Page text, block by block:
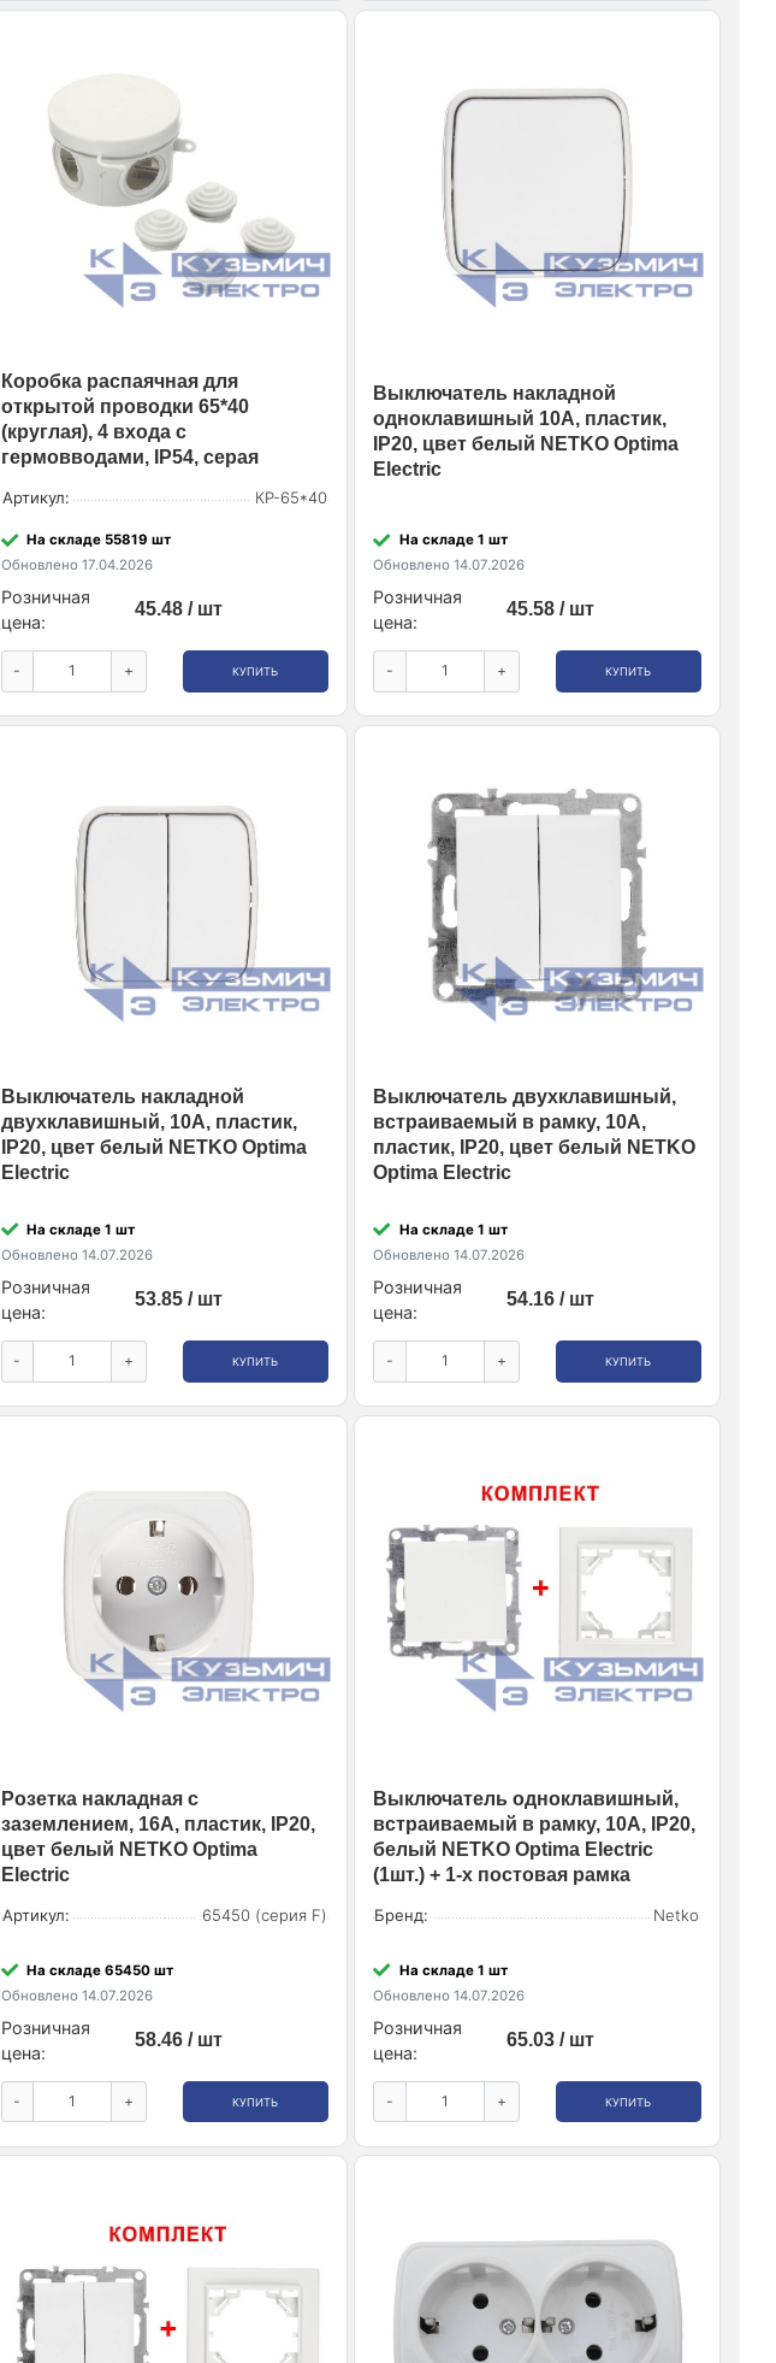
Коробка распаячная для
открытой проводки 65*40
(круглая), 4 входа с
гермовводами, IP54, серая
Артикул: КР-65*40
На складе 55819 шт
Обновлено 17.04.2026
Розничная
цена:
45.48 / шт
- + КУПИТЬ
Выключатель накладной
одноклавишный 10А, пластик,
IP20, цвет белый NETKO Optima
Electric
На складе 1 шт
Обновлено 14.07.2026
Розничная
цена:
45.58 / шт
- + КУПИТЬ
Выключатель накладной
двухклавишный, 10A, пластик,
IP20, цвет белый NETKO Optima
Electric
На складе 1 шт
Обновлено 14.07.2026
Розничная
цена:
53.85 / шт
- + КУПИТЬ
Выключатель двухклавишный,
встраиваемый в рамку, 10A,
пластик, IP20, цвет белый NETKO
Optima Electric
На складе 1 шт
Обновлено 14.07.2026
Розничная
цена:
54.16 / шт
- + КУПИТЬ
Розетка накладная с
заземлением, 16A, пластик, IP20,
цвет белый NETKO Optima
Electric
Артикул: 65450 (серия F)
На складе 65450 шт
Обновлено 14.07.2026
Розничная
цена:
58.46 / шт
- + КУПИТЬ
Выключатель одноклавишный,
встраиваемый в рамку, 10А, IP20,
белый NETKO Optima Electric
(1шт.) + 1-х постовая рамка
Бренд: Netko
На складе 1 шт
Обновлено 14.07.2026
Розничная
цена:
65.03 / шт
- + КУПИТЬ